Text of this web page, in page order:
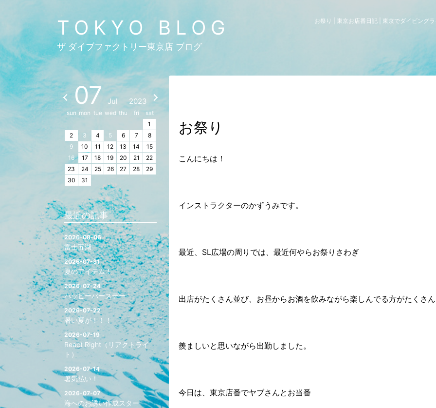
TOKYO BLOG
ザ ダイブファクトリー東京店 ブログ
お祭り | 東京お店番日記 | 東京でダイビング
お祭り
こんにちは！
インストラクターのかずうみです。
最近、SL広場の周りでは、最近何やらお祭りさわぎ
出店がたくさん並び、お昼からお酒を飲みながら楽しんでる方がたくさん
羨ましいと思いながら出勤しました。
今日は、東京店番でヤブさんとお当番
07 Jul 2023
sun mon tue wed thu fri
sat
1
2
3 4 5 6 7
8
9
10 11 12 13 14
15
16
17 18 19 20 21
22
23
24 25 26 27 28
29
30
31
最近の記事
2026-08-06
富士五湖
2026-07-31
夏のアイテム！
2026-07-24
ハッピーバースデー
2026-07-22
暑い夏が！！！
2026-07-19
React Right（リアクトライ
ト）
2026-07-14
暑気払い！
2026-07-07
海へのお誘い作成スター